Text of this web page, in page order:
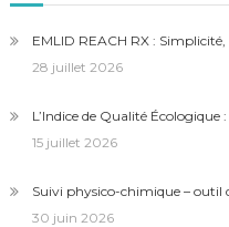
EMLID REACH RX :
28 juillet 2026
L’Indice de Qualité Écologique
15 juillet 2026
Suivi physico-chimique – outil
30 juin 2026